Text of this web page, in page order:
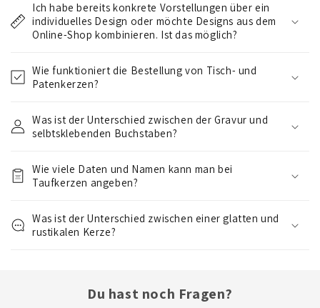
l
p
r
r
I
h
Ich habe bereits konkrete Vorstellungen über ein
individuelles Design oder möchte Designs aus dem
Online-Shop kombinieren. Ist das möglich?
Wie funktioniert die Bestellung von Tisch- und
Patenkerzen?
Was ist der Unterschied zwischen der Gravur und
selbtsklebenden Buchstaben?
Wie viele Daten und Namen kann man bei
Taufkerzen angeben?
Was ist der Unterschied zwischen einer glatten und
rustikalen Kerze?
Du hast noch Fragen?